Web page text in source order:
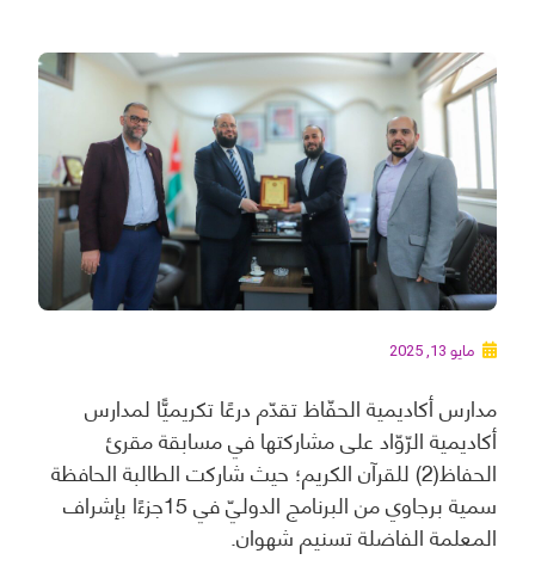
مايو 13, 2025
مدارس أكاديمية الحفّاظ تقدّم درعًا تكريميًّا لمدارس
أكاديمية الرّوّاد على مشاركتها في مسابقة مقرئ
الحفاظ(2) للقرآن الكريم؛ حيث شاركت الطالبة الحافظة
سمية برجاوي من البرنامج الدوليّ في 15جزءًا بإشراف
المعلمة الفاضلة تسنیم شهوان.